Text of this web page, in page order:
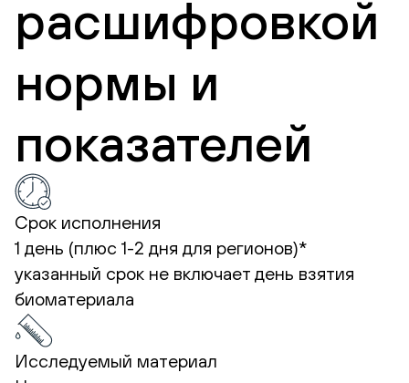
расшифровкой
нормы и
показателей
Срок исполнения
1 день (плюс 1-2 дня для регионов)*
указанный срок не включает день взятия
биоматериала
Исследуемый материал